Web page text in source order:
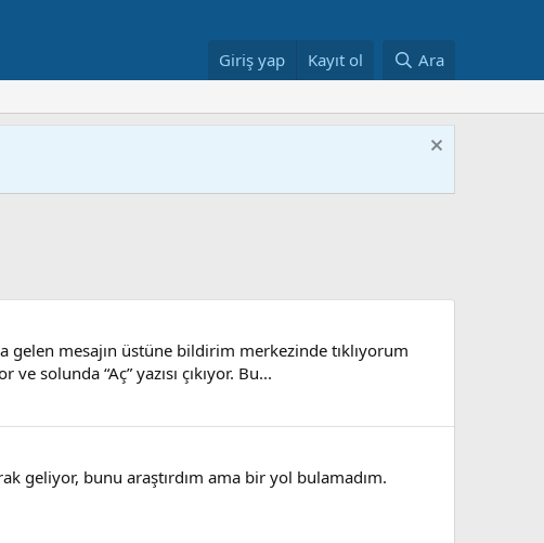
Giriş yap Kayıt ol Ara
mesajın üstüne bildirim merkezinde tıklıyorum
solunda “Aç” yazısı çıkıyor. Bu...
geliyor, bunu araştırdım ama bir yol bulamadım.